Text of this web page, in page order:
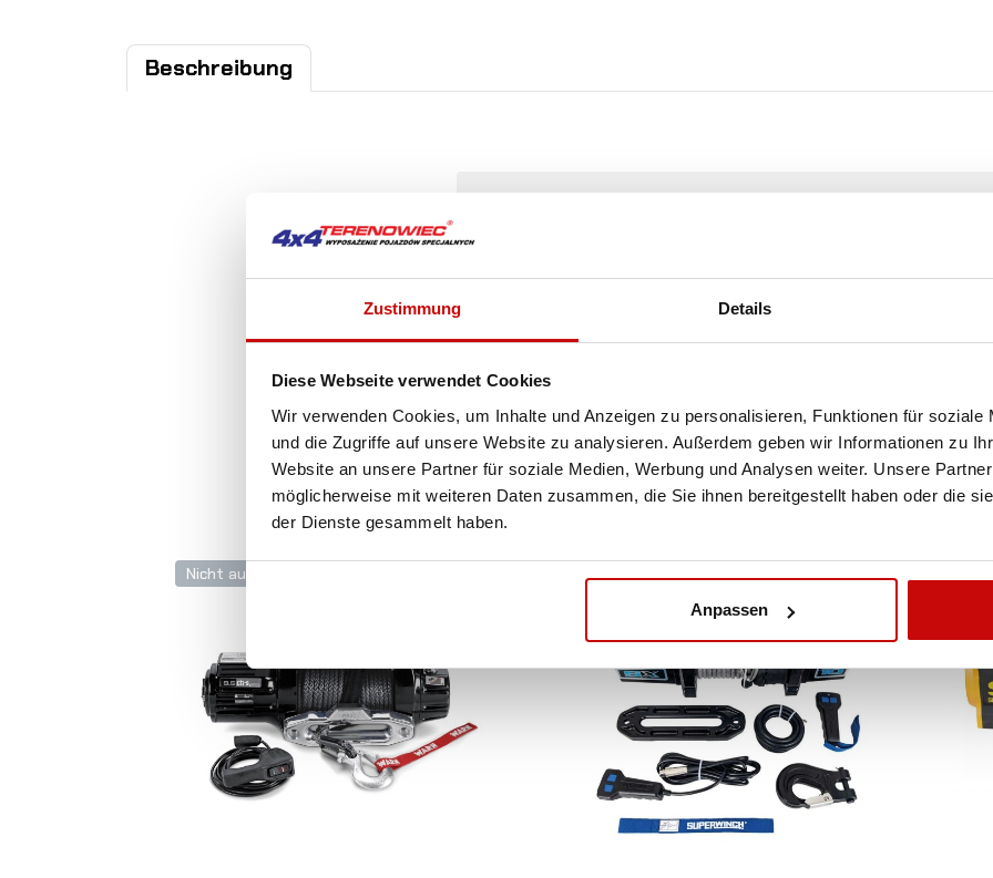
Zustimmung Details
Diese Webseite verwendet Cookies
Wir verwenden Cookies, um Inhalte und Anzeigen zu personalisieren, Funktionen für soziale
und die Zugriffe auf unsere Website zu analysieren. Außerdem geben wir Informationen zu
Website an unsere Partner für soziale Medien, Werbung und Analysen weiter. Unsere
möglicherweise mit weiteren Daten zusammen, die Sie ihnen bereitgestellt haben oder die
der Dienste gesammelt haben.
Anpassen
Beschreibung
VERSAND!
ALLE BESTELLUNGEN IN UNSEREM SHOP WERDEN
IHNEN INNERHALB POLENS KOSTENLOS PER
SEE MORE
Nicht auf Lager